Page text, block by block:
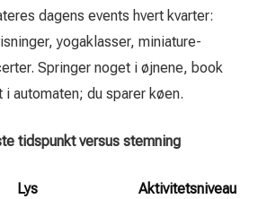
dagens events hvert kvarter:
yogaklasser, miniature­
Springer noget i øjnene, book
i automaten; du sparer køen.
tidspunkt versus stemning
Lys Aktivitetsniveau